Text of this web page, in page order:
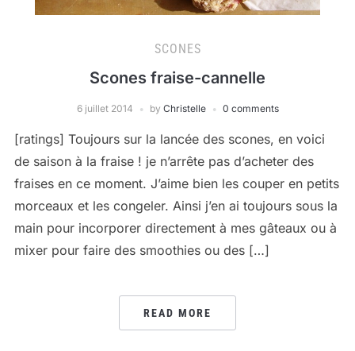
SCONES
Scones fraise-cannelle
6 juillet 2014 by Christelle 0 comments
[ratings] Toujours sur la lancée des scones, en voici
de saison à la fraise ! je n’arrête pas d’acheter des
fraises en ce moment. J’aime bien les couper en petits
morceaux et les congeler. Ainsi j’en ai toujours sous la
main pour incorporer directement à mes gâteaux ou à
mixer pour faire des smoothies ou des […]
READ MORE